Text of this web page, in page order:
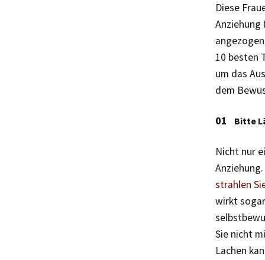
Diese
Anziehung
10 besten
um das
dem
Bitte
Nicht nur
strahlen
wirkt
Sie nicht
Lachen